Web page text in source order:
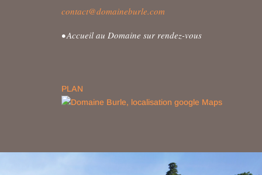
contact@domaineburle.com
• Accueil au Domaine sur rendez-vous
PLAN